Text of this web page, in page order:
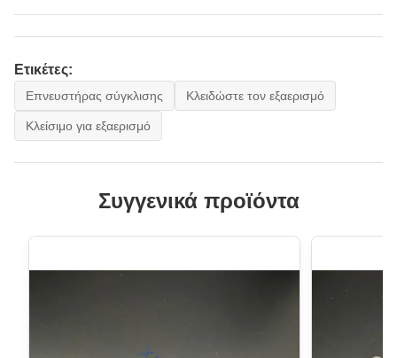
Ετικέτες:
Επνευστήρας σύγκλισης Κλειδώστε τον εξαερισμό
Κλείσιμο για εξαερισμό
Συγγενικά προϊόντα